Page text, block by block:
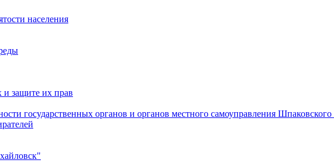
населения
и защите их прав
государственных органов и органов местного самоуправления